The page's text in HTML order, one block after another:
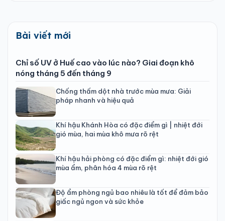
Bài viết mới
Chỉ số UV ở Huế cao vào lúc nào? Giai đoạn khô
nóng tháng 5 đến tháng 9
Chống thấm dột nhà trước mùa mưa: Giải
pháp nhanh và hiệu quả
Khí hậu Khánh Hòa có đặc điểm gì | nhiệt đới
gió mùa, hai mùa khô mưa rõ rệt
Khí hậu hải phòng có đặc điểm gì: nhiệt đới gió
mùa ẩm, phân hóa 4 mùa rõ rệt
Độ ẩm phòng ngủ bao nhiêu là tốt để đảm bảo
giấc ngủ ngon và sức khỏe